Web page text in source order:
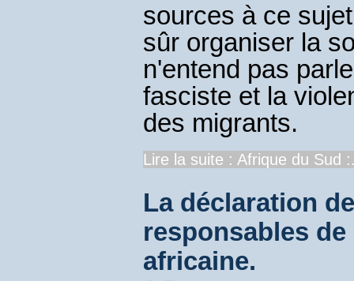
sources à ce
sûr organiser la
n'entend pas
fasciste et la
des migrants.
Lire la suite : Afrique du Sud
La déclaration
responsables
africaine.